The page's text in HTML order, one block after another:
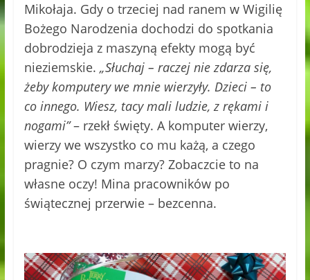
Mikołaja. Gdy o trzeciej nad ranem w Wigilię
Bożego Narodzenia dochodzi do spotkania
dobrodzieja z maszyną efekty mogą być
nieziemskie. „Słuchaj – raczej nie zdarza się,
żeby komputery we mnie wierzyły. Dzieci – to
co innego. Wiesz, tacy mali ludzie, z rękami i
nogami”– rzekł święty. A komputer wierzy,
wierzy we wszystko co mu każą, a czego
pragnie? O czym marzy? Zobaczcie to na
własne oczy! Mina pracowników po
świątecznej przerwie – bezcenna.